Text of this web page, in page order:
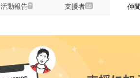
活動報告7 支援者35 仲